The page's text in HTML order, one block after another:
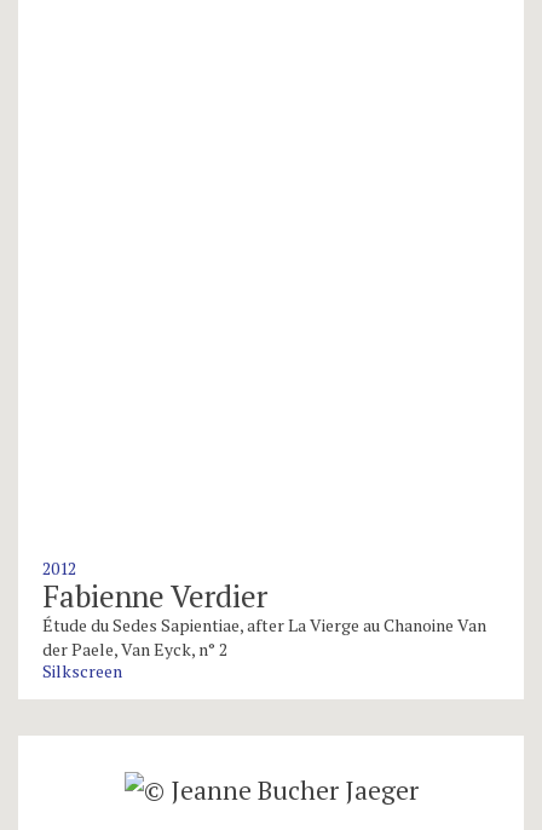
2012
Fabienne Verdier
Étude du Sedes Sapientiae, after La Vierge au Chanoine Van
der Paele, Van Eyck, n° 2
Silkscreen